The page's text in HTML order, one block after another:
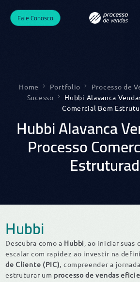
Fale Conosco
Home Portfolio Processo de
Sucesso
Hubbi Alavanca
Comercial Bem
Hubbi Alavanca
Processo
Hubbi
Descubra como a Hubbi, ao iniciar suas
escalar com rapidez ao investir na
de Cliente (PIC), compreender a
estruturar um processo de vendas